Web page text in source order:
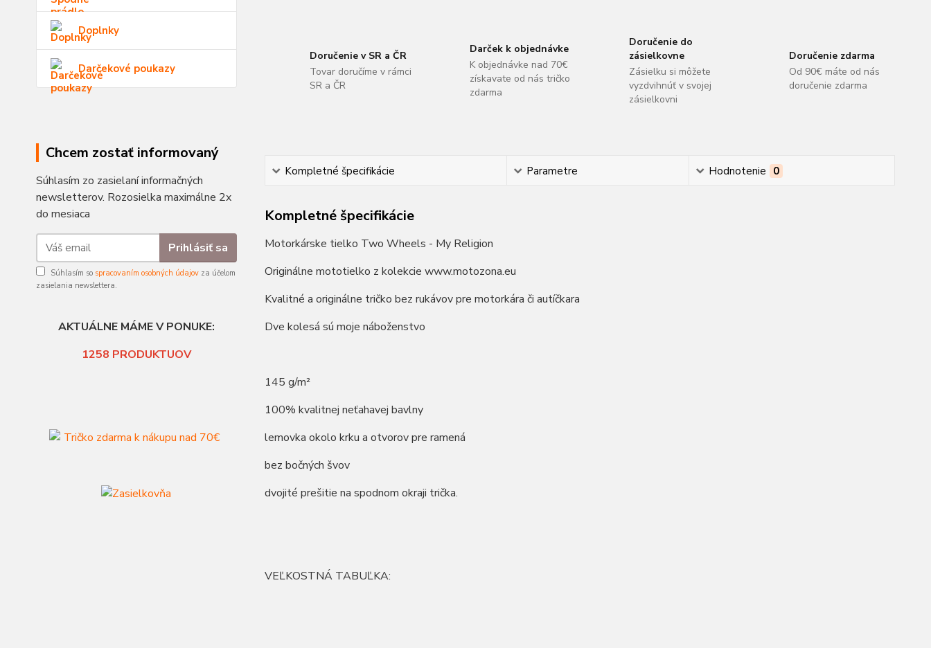
Doplnky
Darčekové poukazy
Chcem zostať informovaný
Súhlasím zo zasielaní informačných
newsletterov. Rozosielka maximálne 2x
do mesiaca
Prihlásiť sa
Súhlasím so spracovaním osobných údajov za účelom
zasielania newslettera.
AKTUÁLNE MÁME V PONUKE:
1258 PRODUKTUOV
Doručenie v SR a ČR
Tovar doručíme v rámci
SR a ČR
Darček k objednávke
K objednávke nad 70€
získavate od nás tričko
zdarma
Doručenie do
zásielkovne
Zásielku si môžete
vyzdvihnúť v svojej
zásielkovni
Doručenie zdarma
Od 90€ máte od nás
doručenie zdarma
Kompletné špecifikácie Parametre Hodnotenie 0
Kompletné špecifikácie
Motorkárske tielko Two Wheels - My Religion
Originálne mototielko z kolekcie www.motozona.eu
Kvalitné a originálne tričko bez rukávov pre motorkára či autíčkara
Dve kolesá sú moje náboženstvo
145 g/m²
100% kvalitnej neťahavej bavlny
lemovka okolo krku a otvorov pre ramená
bez bočných švov
dvojité prešitie na spodnom okraji trička.
VEĽKOSTNÁ TABUĽKA: